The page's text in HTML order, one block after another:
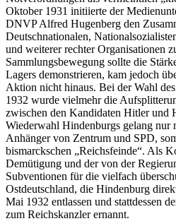
Oktober 1931 initiierte der
DNVP Alfred Hugenberg den
Deutschnationalen,
und weiterer rechter Organisationen
Sammlungsbewegung sollte die
Lagers demonstrieren, kam jedoch
Aktion nicht hinaus. Bei der Wahl
1932 wurde vielmehr die
zwischen den Kandidaten Hitler und
Wiederwahl Hindenburgs gelang nur
Anhänger von Zentrum und SPD,
bismarckschen „Reichsfeinde“. Als
Demütigung und der von der
Subventionen für die vielfach
Ostdeutschland, die Hindenburg
Mai 1932 entlassen und stattdessen
zum Reichskanzler ernannt.